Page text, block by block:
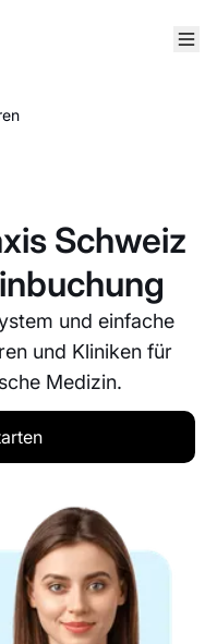
Schweiz
und einfache
und Kliniken für
Medizin.